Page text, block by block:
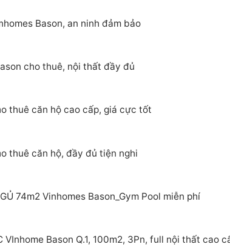
Bason, an ninh đảm bảo
cho thuê, nội thất đầy đủ
thuê căn hộ cao cấp, giá cực tốt
thuê căn hộ, đầy đủ tiện nghi
74m2 Vinhomes Bason_Gym Pool miễn phí
VInhome Bason Q.1, 100m2, 3Pn, full nội thất cao